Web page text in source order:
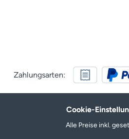
Zahlungsarten:
Cookie-
Alle Preise inkl.